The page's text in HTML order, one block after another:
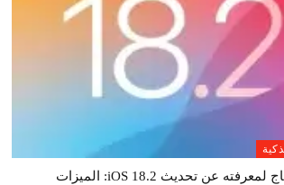
كل ما تحتاج لمعرفته عن تحديث iOS 18.2: الميزات